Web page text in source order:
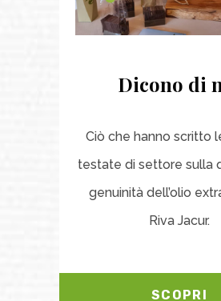
Dicono di
Ciò che hanno scritto
testate di settore sulla
genuinità dell’olio
Riva Jacur.
SCOPRI